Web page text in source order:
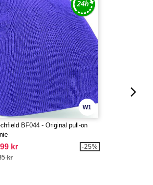
W1
BF044 - Original pull-on
kr
kr
-25%